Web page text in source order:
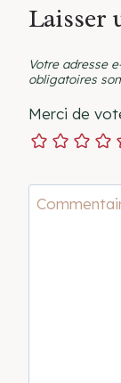
Laisser
Votre adresse
obligatoires
Merci de